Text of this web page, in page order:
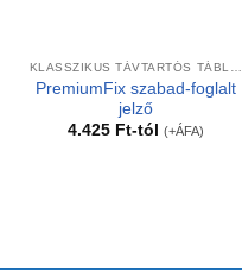
KLASSZIKUS TÁVTARTÓS TÁBLÁK
PremiumFix szabad-foglalt
jelző
4.425 Ft-tól (+ÁFA)